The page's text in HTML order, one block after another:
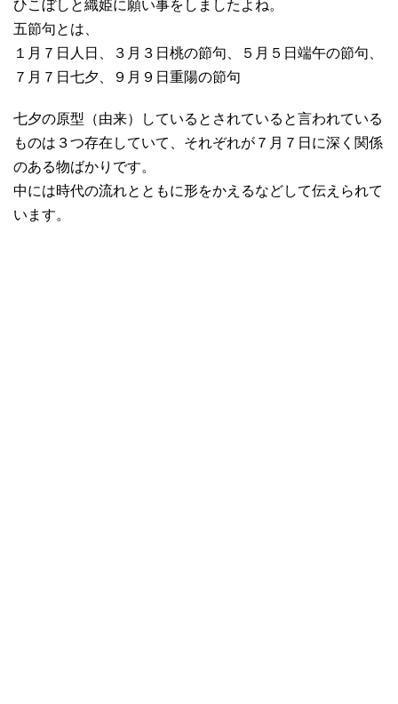
ひこぼしと織姫に願い事をしましたよね。
五節句とは、
１月７日人日、３月３日桃の節句、５月５日端午の節句、
７月７日七夕、９月９日重陽の節句
七夕の原型（由来）しているとされていると言われている
ものは３つ存在していて、それぞれが７月７日に深く関係
のある物ばかりです。
中には時代の流れとともに形をかえるなどして伝えられて
います。